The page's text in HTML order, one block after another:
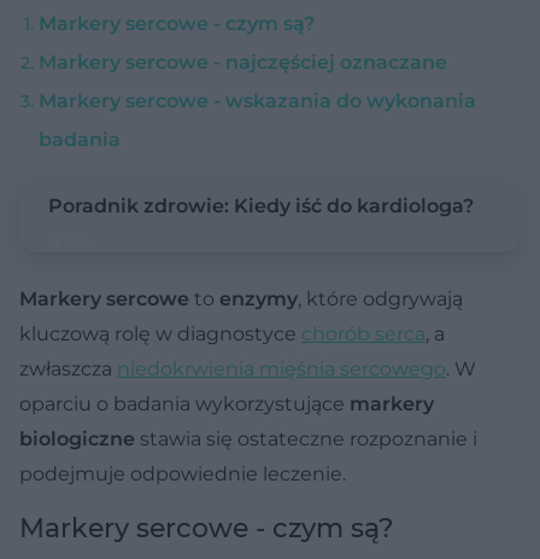
Markery sercowe - czym są?
Markery sercowe - najczęściej oznaczane
Markery sercowe - wskazania do wykonania
badania
Poradnik zdrowie: Kiedy iść do kardiologa?
Markery sercowe to enzymy, które odgrywają
kluczową rolę w diagnostyce chorób serca, a
zwłaszcza niedokrwienia mięśnia sercowego. W
oparciu o badania wykorzystujące markery
biologiczne stawia się ostateczne rozpoznanie i
podejmuje odpowiednie leczenie.
Markery sercowe - czym są?